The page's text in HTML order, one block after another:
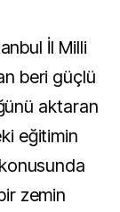
İl Milli
beri güçlü
aktaran
eğitimin
zemin